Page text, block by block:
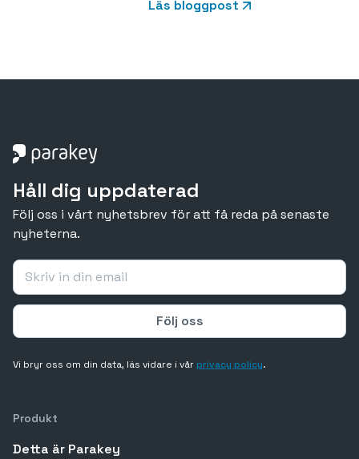
Läs bloggpost
Håll dig uppdaterad
Följ oss i vårt nyhetsbrev för att få reda på senaste
nyheterna.
Vi bryr oss om din data, läs vidare i vårprivacy policy.
Produkt
Detta är Parakey